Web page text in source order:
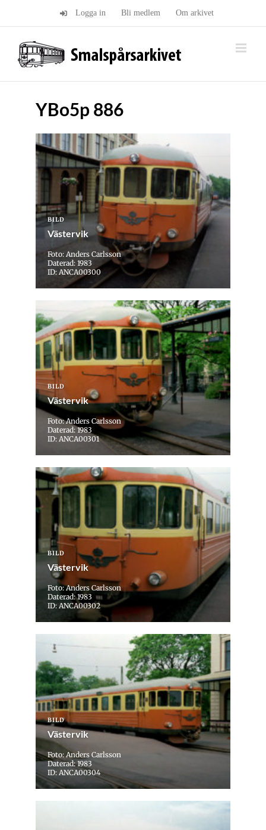
Logga in Bli medlem Om arkivet
YBo5p 886
BILD
Västervik
Foto: Anders Carlsson
Daterad: 1983
ID: ANCA00300
BILD
Västervik
Foto: Anders Carlsson
Daterad: 1983
ID: ANCA00301
BILD
Västervik
Foto: Anders Carlsson
Daterad: 1983
ID: ANCA00302
BILD
Västervik
Foto: Anders Carlsson
Daterad: 1983
ID: ANCA00304